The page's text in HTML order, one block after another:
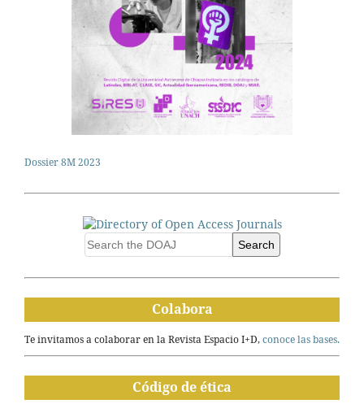
Dossier 8M 2023
Search
Colabora
Te invitamos a colaborar en la Revista Espacio I+D,conoce las bases.
Código de ética